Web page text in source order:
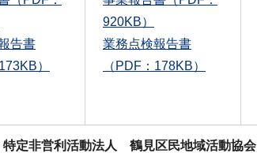
告書
）
920KB）
業務点検報告書
（PDF：178KB）
定非営利活動法人 鶴見区民地域活動協会